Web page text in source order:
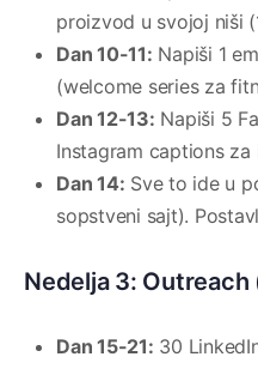
proizvod u svojoj niši
Dan 10-11: Napiši 1
(welcome series za
Dan 12-13: Napiši 5
Instagram captions za
Dan 14: Sve to ide u
sopstveni sajt).
Nedelja 3: Outreach
Dan 15-21: 30